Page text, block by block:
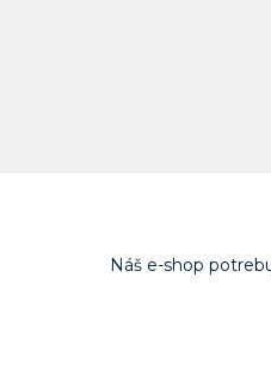
Náš e-shop